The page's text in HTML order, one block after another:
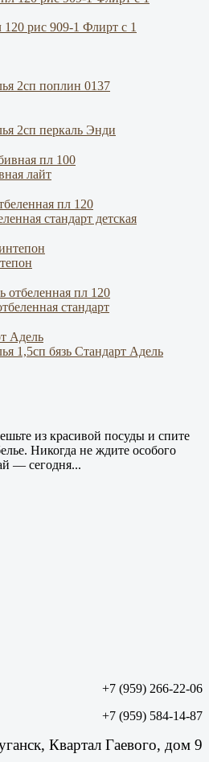
120 рис 909-1 Флирт с 1
2сп поплин 0137
2сп перкаль Энди
лайт
стандарт детская
стандарт
1,5сп бязь Стандарт Адель
из красивой посуды и спите
Никогда не ждите особого
— сегодня...
+7 (959) 266-22-06
+7 (959) 584-14-87
Квартал Гаевого, дом 9